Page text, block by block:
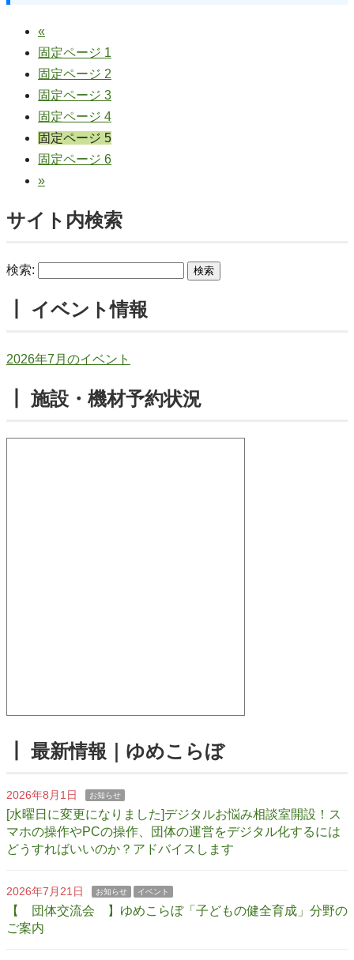
«
固定ページ 1
固定ページ 2
固定ページ 3
固定ページ 4
固定ページ 5
固定ページ 6
»
サイト内検索
検索:
┃ イベント情報
2026年7月のイベント
┃ 施設・機材予約状況
┃ 最新情報｜ゆめこらぼ
2026年8月1日 お知らせ
[水曜日に変更になりました]デジタルお悩み相談室開設！ス
マホの操作やPCの操作、団体の運営をデジタル化するには
どうすればいいのか？アドバイスします
2026年7月21日 お知らせ イベント
【 団体交流会 】ゆめこらぼ「子どもの健全育成」分野の
ご案内